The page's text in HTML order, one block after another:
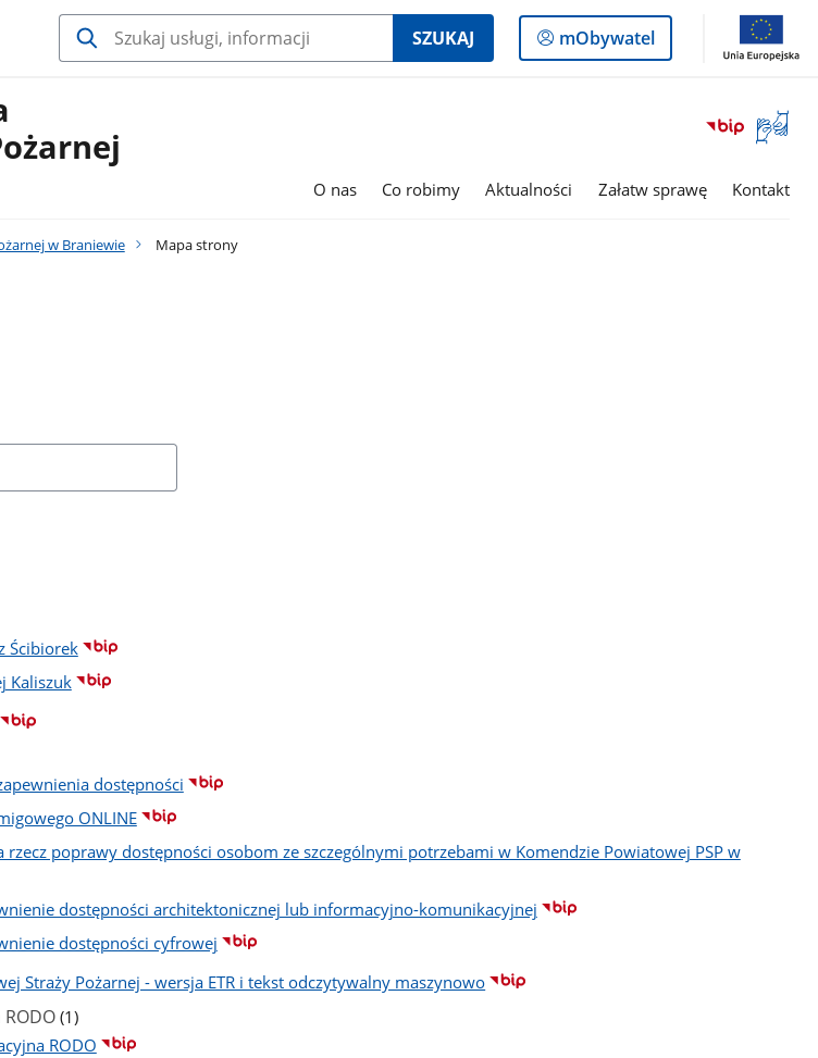
SZUKAJ
Logowanie
do
mObywatel
Otwórz
okno
O nas Co robimy Aktualności Załatw sprawę Kontakt
w Braniewie Mapa strony
Ścibiorek
Kaliszuk
dostępności
ONLINE
rzecz poprawy dostępności osobom ze szczególnymi potrzebami w Komendzie Powiatowej PSP w
dostępności architektonicznej lub informacyjno-komunikacyjnej
dostępności cyfrowej
Straży Pożarnej - wersja ETR i tekst odczytywalny maszynowo
liczba
podstron
(1)
RODO